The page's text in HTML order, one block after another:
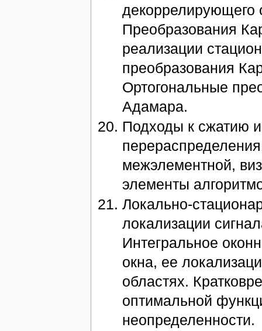
декоррелирующего
Преобразования
реализации
преобразования
Ортогональные
Адамара.
Подходы к сжатию
межэлементной,
элементы
Локально-
локализации
Интегральное
окна, ее
областях.
оптимальной
неопределенности.